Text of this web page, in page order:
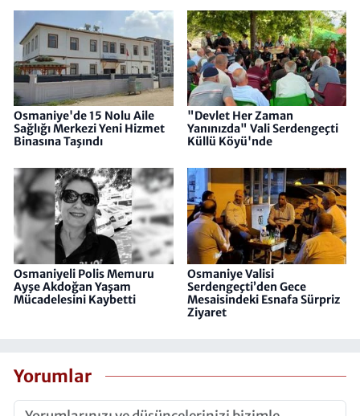
Osmaniye'de 15 Nolu Aile
Sağlığı Merkezi Yeni Hizmet
Binasına Taşındı
"Devlet Her Zaman
Yanınızda" Vali Serdengeçti
Küllü Köyü'nde
Osmaniyeli Polis Memuru
Ayşe Akdoğan Yaşam
Mücadelesini Kaybetti
Osmaniye Valisi
Serdengeçti’den Gece
Mesaisindeki Esnafa Sürpriz
Ziyaret
Yorumlar